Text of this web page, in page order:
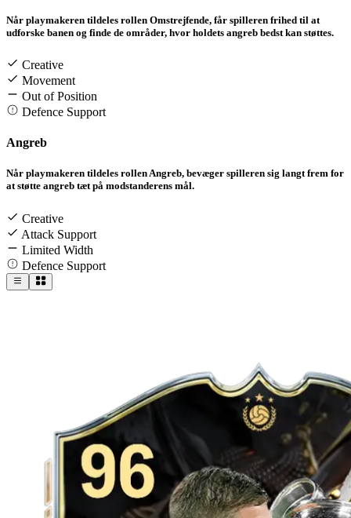
Når playmakeren tildeles rollen Omstrejfende, får spilleren frihed til at
udforske banen og finde de områder, hvor holdets angreb bedst kan støttes.
Creative
Movement
Out of Position
Defence Support
Angreb
Når playmakeren tildeles rollen Angreb, bevæger spilleren sig langt frem for
at støtte angreb tæt på modstanderens mål.
Creative
Attack Support
Limited Width
Defence Support